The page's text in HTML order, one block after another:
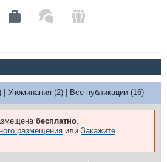
Отзывы
Упоминания (2) Все публикации (16)
бесплатно.
размещения или Закажите